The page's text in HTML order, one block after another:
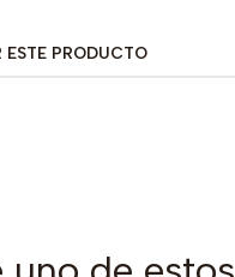
ESTE PRODUCTO